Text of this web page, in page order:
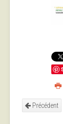
Précédent